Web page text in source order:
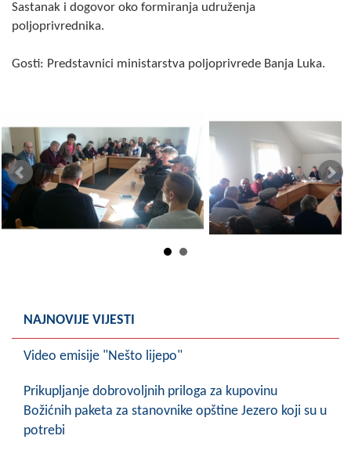
SKUPŠTINA
Službeni Glasnici
OPŠTINSKA UPRAVA
INFO
Javni pozivi
Obavještenja
Zaštita od požara
COVID 19
Sastanak i dogovor oko formiranja udruženja
poljoprivrednika.
Gosti: Predstavnici ministarstva poljoprivrede Banja Luka.
NAJNOVIJE VIJESTI
Video emisije "Nešto lijepo"
Prikupljanje dobrovoljnih priloga za kupovinu
Božićnih paketa za stanovnike opštine Jezero koji su u
potrebi